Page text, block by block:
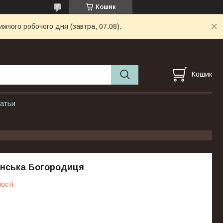
Кошик
робочого дня (завтра, 07.08).
Кошик
Богородиця